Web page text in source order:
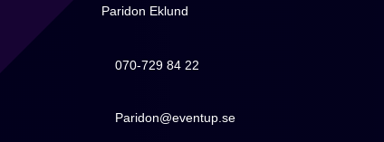
Paridon Eklund
070-729 84 22
070-729 84 22
Paridon@eventup.se
Paridon@eventup.se